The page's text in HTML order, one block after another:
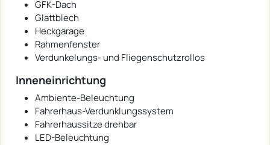
GFK-Dach
Glattblech
Heckgarage
Rahmenfenster
Verdunkelungs- und Fliegenschutzrollos
Inneneinrichtung
Ambiente-Beleuchtung
Fahrerhaus-Verdunklungssystem
Fahrerhaussitze drehbar
LED-Beleuchtung